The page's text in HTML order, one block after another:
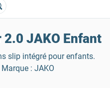
JAKO Enfant
slip intégré pour enfants.
: JAKO